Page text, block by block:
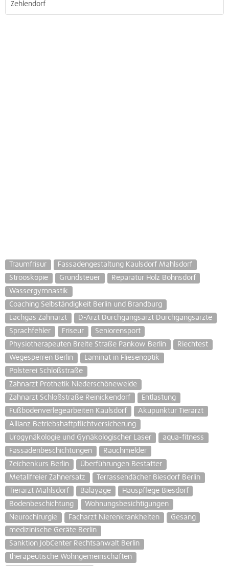
Zehlendorf
Traumfrisur
Fassadengestaltung Kaulsdorf Mahlsdorf
Strooskopie
Grundsteuer
Reparatur Holz Bohnsdorf
Wassergymnastik
Coaching Selbständigkeit Berlin und Brandburg
Lachgas Zahnarzt
D-Arzt Durchgangsarzt Durchgangsärzte
Sprachfehler
Friseur
Seniorensport
Physiotherapeuten Breite Straße Pankow Berlin
Riechtest
Wegesperren Berlin
Laminat in Fliesenoptik
Polsterei Schloßstraße
Zahnarzt Prothetik Niederschöneweide
Zahnarzt Schloßstraße Reinickendorf
Entlastung
Fußbodenverlegearbeiten Kaulsdorf
Akupunktur Tierarzt
Allianz Betriebshaftpflichtversicherung
Urogynäkologie und Gynäkologischer Laser
aqua-fitness
Fassadenbeschichtungen
Rauchmelder
Zeichenkurs Berlin
Überführungen Bestatter
Metallfreier Zahnersatz
Terrassendächer Biesdorf Berlin
Tierarzt Mahlsdorf
Balayage
Hauspflege Biesdorf
Bodenbeschichtung
Wohnungsbesichtigungen
Neurochirurgie
Facharzt Nierenkrankheiten
Gesang
medizinische Geräte Berlin
Sanktion JobCenter Rechtsanwalt Berlin
therapeutische Wohngemeinschaften